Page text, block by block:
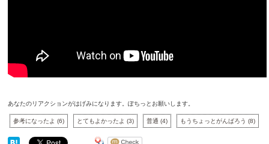
あなたのリアクションがはげみになります。ぽちっとお願いします。
参考になったよ(6) とてもよかったよ(3) 普通(4) もうちょっとがんばろう(8)